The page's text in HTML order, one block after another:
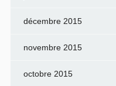
décembre 2015
novembre 2015
octobre 2015